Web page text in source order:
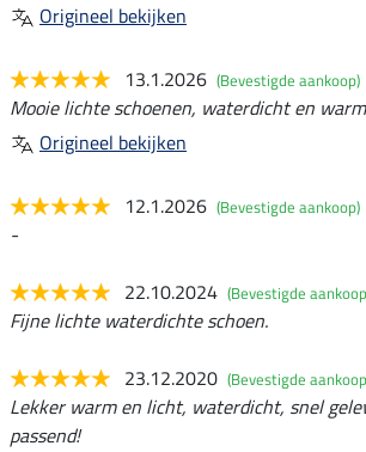
Origineel bekijken
13.1.2026 (Bevestigde aankoop)
Mooie lichte schoenen, waterdicht en
Origineel bekijken
12.1.2026 (Bevestigde aankoop)
-
22.10.2024 (Bevestigde
Fijne lichte waterdichte schoen.
23.12.2020 (Bevestigde
Lekker warm en licht, waterdicht, snel
passend!